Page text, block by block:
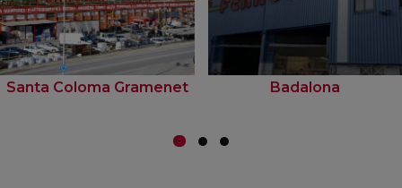
Santa Coloma Gramenet Badalona